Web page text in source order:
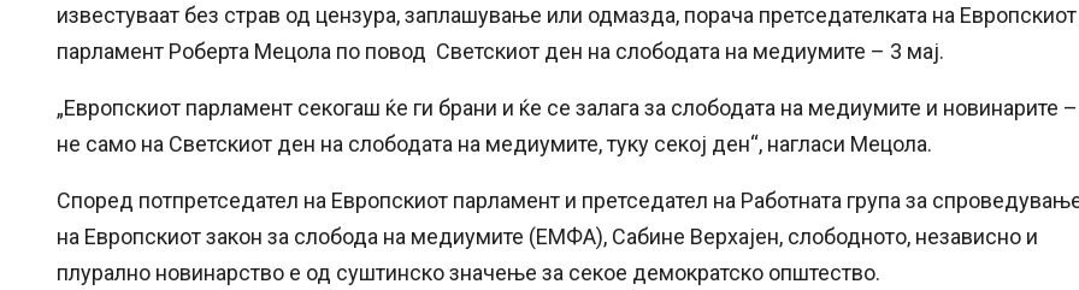
известуваат без страв од цензура, заплашување или одмазда, порача претседателката на Европскиот
парламент Роберта Мецола по повод Светскиот ден на слободата на медиумите – 3 мај.
„Европскиот парламент секогаш ќе ги брани и ќе се залага за слободата на медиумите и новинарите –
не само на Светскиот ден на слободата на медиумите, туку секој ден“, нагласи Мецола.
Според потпретседател на Европскиот парламент и претседател на Работната група за
на Европскиот закон за слобода на медиумите (ЕМФА), Сабине Верхајен, слободното, независно и
плурално новинарство е од суштинско значење за секое демократско општество.